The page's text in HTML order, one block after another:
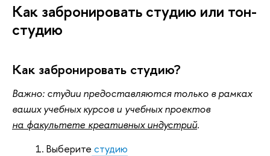
Как забронировать студию или тон-
студию
Как забронировать студию?
Важно: студии предоставляются только в рамках
ваших учебных курсов и учебных проектов
на факультете креативных индустрий.
Выберите студию